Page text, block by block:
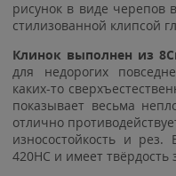
рисунок в виде черепов
стилизованной клипсой
Клинок выполнен из
для недорогих
каких-то
показывает весьма
отлично
износостойкость и
420HC и имеет твёрдость